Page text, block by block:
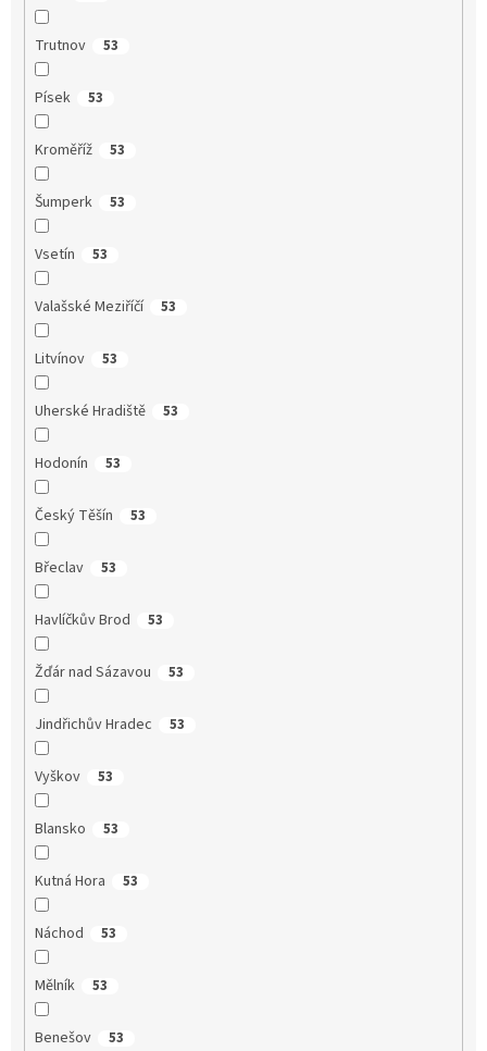
Trutnov 53
Písek 53
Kroměříž 53
Šumperk 53
Vsetín 53
Valašské Meziříčí 53
Litvínov 53
Uherské Hradiště 53
Hodonín 53
Český Těšín 53
Břeclav 53
Havlíčkův Brod 53
Žďár nad Sázavou 53
Jindřichův Hradec 53
Vyškov 53
Blansko 53
Kutná Hora 53
Náchod 53
Mělník 53
Benešov 53